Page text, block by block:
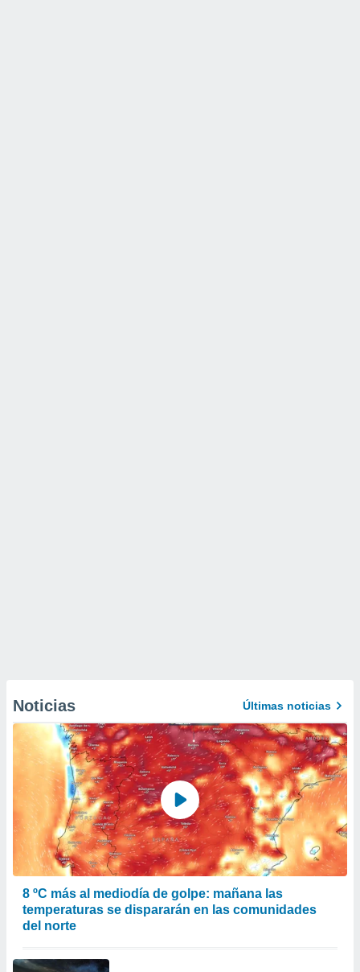
Noticias Últimas noticias
8 ºC más al mediodía de golpe: mañana las
temperaturas se dispararán en las comunidades
del norte